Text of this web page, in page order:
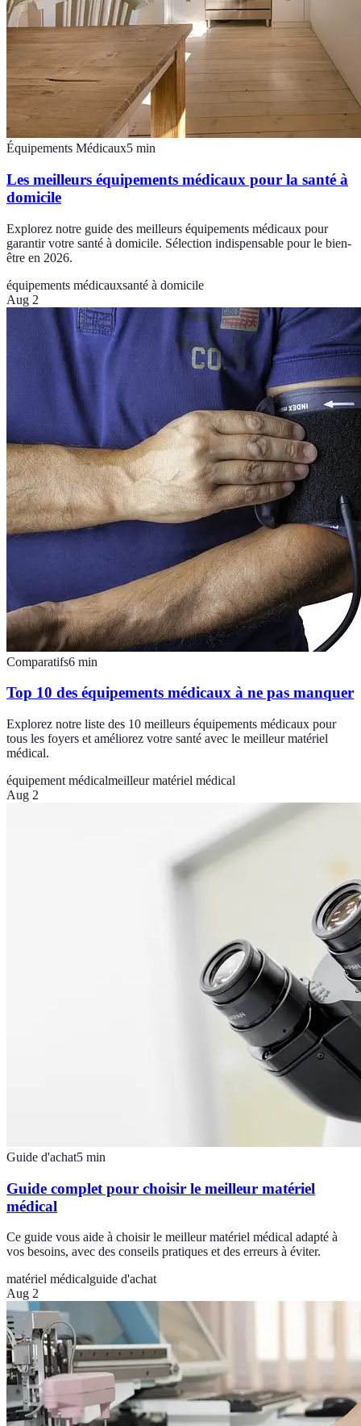
Équipements Médicaux5 min
Les meilleurs équipements médicaux pour la santé à
domicile
Explorez notre guide des meilleurs équipements médicaux pour
garantir votre santé à domicile. Sélection indispensable pour le bien-
être en 2026.
équipements médicauxsanté à domicile
Aug 2
Comparatifs6 min
Top 10 des équipements médicaux à ne pas manquer
Explorez notre liste des 10 meilleurs équipements médicaux pour
tous les foyers et améliorez votre santé avec le meilleur matériel
médical.
équipement médicalmeilleur matériel médical
Aug 2
Guide d'achat5 min
Guide complet pour choisir le meilleur matériel
médical
Ce guide vous aide à choisir le meilleur matériel médical adapté à
vos besoins, avec des conseils pratiques et des erreurs à éviter.
matériel médicalguide d'achat
Aug 2